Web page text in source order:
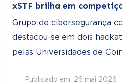
xSTF brilha em
Grupo de cibersegurança
destacou-se em dois
pelas Universidades de
Publicado em: 26 mai 2026